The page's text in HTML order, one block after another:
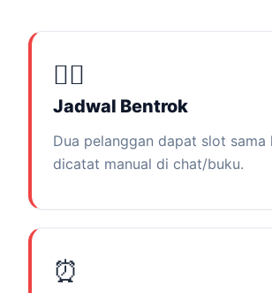
😵‍💫
Jadwal Bentrok
Dua pelanggan dapat slot sama
dicatat manual di chat/buku.
⏰